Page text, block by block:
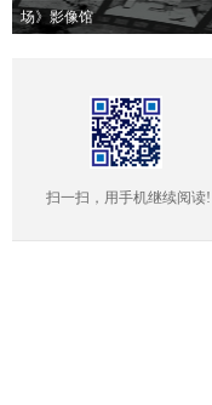
场》影像馆
扫一扫，用手机继续阅读!